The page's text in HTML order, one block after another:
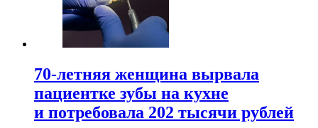
70-летняя женщина вырвала
пациентке зубы на кухне
и потребовала 202 тысячи рублей